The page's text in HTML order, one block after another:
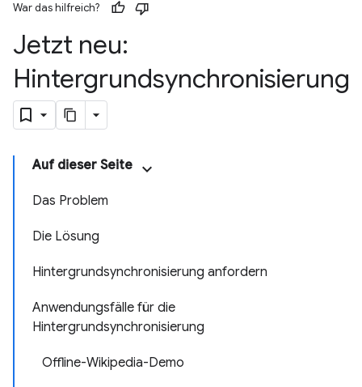
War das hilfreich?
Jetzt neu:
Hintergrundsynchronisierung
Auf dieser Seite
Das Problem
Die Lösung
Hintergrundsynchronisierung anfordern
Anwendungsfälle für die
Hintergrundsynchronisierung
Offline-Wikipedia-Demo